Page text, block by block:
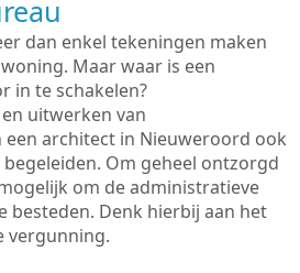
dan enkel tekeningen maken
Maar waar is een
in te schakelen?
uitwerken van
architect in Nieuweroord ook
Om geheel ontzorgd
om de administratieve
besteden. Denk hierbij aan het
vergunning.